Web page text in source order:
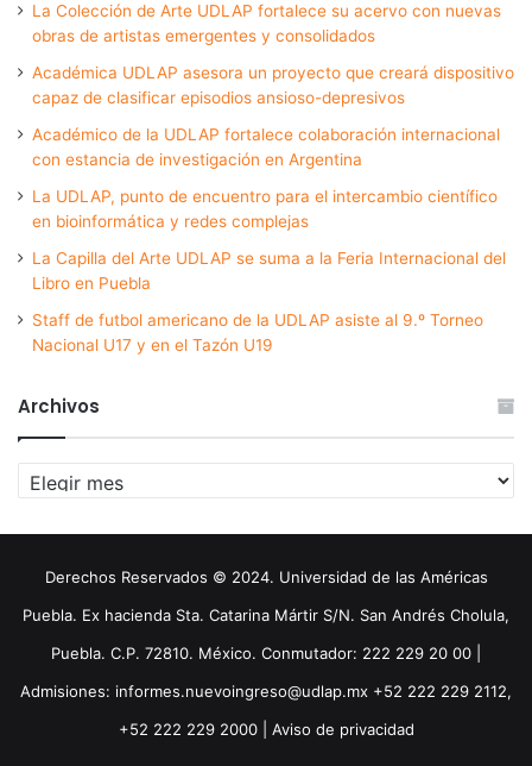
La Colección de Arte UDLAP fortalece su acervo con nuevas
obras de artistas emergentes y consolidados
Académica UDLAP asesora un proyecto que creará dispositivo
capaz de clasificar episodios ansioso-depresivos
Académico de la UDLAP fortalece colaboración internacional
con estancia de investigación en Argentina
La UDLAP, punto de encuentro para el intercambio científico
en bioinformática y redes complejas
La Capilla del Arte UDLAP se suma a la Feria Internacional del
Libro en Puebla
Staff de futbol americano de la UDLAP asiste al 9.º Torneo
Nacional U17 y en el Tazón U19
Archivos
Archivos
Derechos Reservados © 2024. Universidad de las Américas
Puebla. Ex hacienda Sta. Catarina Mártir S/N. San Andrés Cholula,
Puebla. C.P. 72810. México. Conmutador: 222 229 20 00 |
Admisiones: informes.nuevoingreso@udlap.mx +52 222 229 2112,
+52 222 229 2000 | Aviso de privacidad